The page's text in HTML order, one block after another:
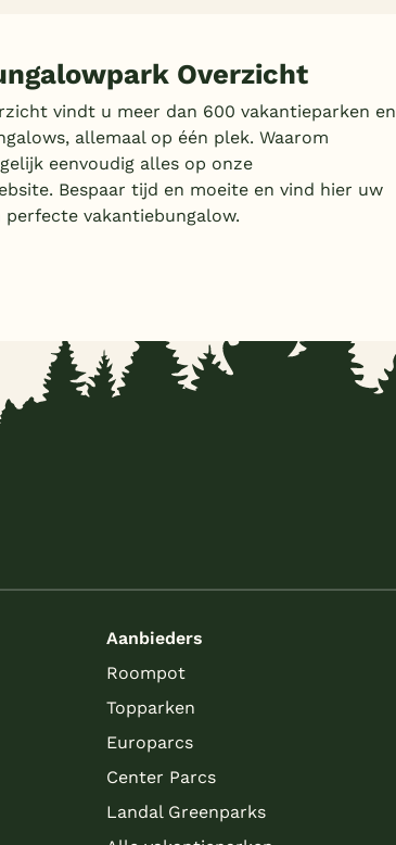
Overzicht
vindt u meer dan 600 vakantieparken en
allemaal op één plek. Waarom
eenvoudig alles op onze
Bespaar tijd en moeite en vind hier uw
vakantiebungalow.
Aanbieders
Roompot
Topparken
Europarcs
Center Parcs
Landal Greenparks